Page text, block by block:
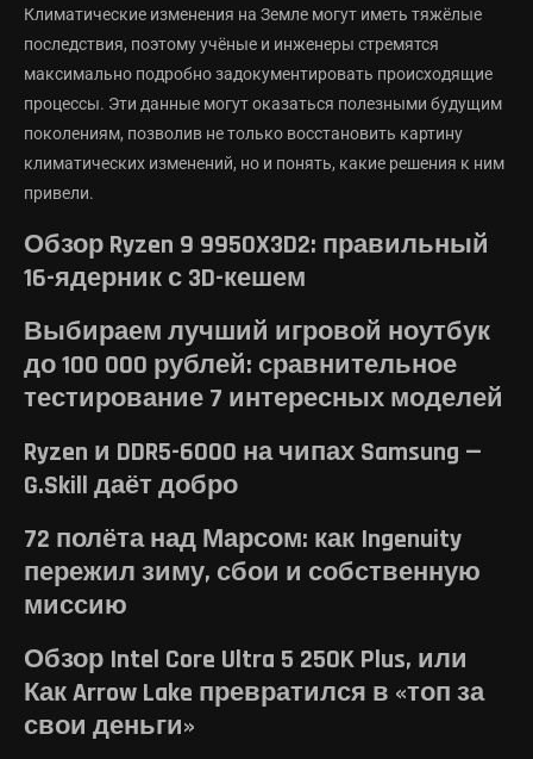
Климатические изменения на Земле могут иметь тяжёлые
последствия, поэтому учёные и инженеры стремятся
максимально подробно задокументировать происходящие
процессы. Эти данные могут оказаться полезными будущим
поколениям, позволив не только восстановить картину
климатических изменений, но и понять, какие решения к ним
привели.
Обзор Ryzen 9 9950X3D2: правильный
16-ядерник с 3D-кешем
Выбираем лучший игровой ноутбук
до 100 000 рублей: сравнительное
тестирование 7 интересных моделей
Ryzen и DDR5-6000 на чипах Samsung —
G.Skill даёт добро
72 полёта над Марсом: как Ingenuity
пережил зиму, сбои и собственную
миссию
Обзор Intel Core Ultra 5 250K Plus, или
Как Arrow Lake превратился в «топ за
свои деньги»